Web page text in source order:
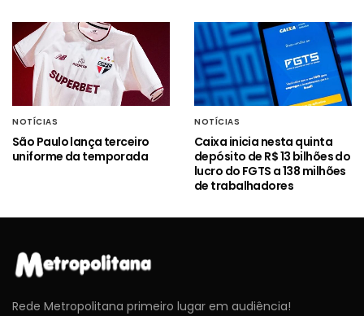
NOTÍCIAS
São Paulo lança terceiro
uniforme da temporada
NOTÍCIAS
Caixa inicia nesta quinta
depósito de R$ 13 bilhões do
lucro do FGTS a 138 milhões
de trabalhadores
Rede Metropolitana primeiro lugar em audiência!